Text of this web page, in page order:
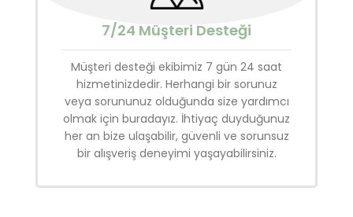
7/24 Müşteri Desteği
Müşteri desteği ekibimiz 7 gün 24 saat
hizmetinizdedir. Herhangi bir sorunuz
veya sorununuz olduğunda size yardımcı
olmak için buradayız. İhtiyaç duyduğunuz
her an bize ulaşabilir, güvenli ve sorunsuz
bir alışveriş deneyimi yaşayabilirsiniz.